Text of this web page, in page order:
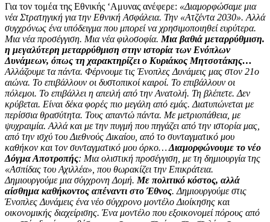
Για τον τομέα της Εθνικής ‘Αμυνας ανέφερε: «Διαμορφώσαμε μια
νέα Στρατηγική για την Εθνική Ασφάλεια. Την «Ατζέντα 2030». Αλλά
συγχρόνως ένα υπόδειγμα που μπορεί να χρησιμοποιηθεί ευρύτερα.
Μια νέα προσέγγιση. Μια νέα φιλοσοφία. Μια βαθιά μεταρρύθμιση.
η μεγαλύτερη μεταρρύθμιση στην ιστορία των Ενόπλων
Δυνάμεων, όπως τη χαρακτηρίζει ο Κυριάκος Μητσοτάκης…
Αλλάζουμε τα πάντα. Φέρνουμε τις Ένοπλες Δυνάμεις μας στον 21ο
αιώνα. Το επιβάλλουν οι δυστοπικοί καιροί. Το επιβάλλουν οι
πόλεμοι. Το επιβάλλει η απειλή από την Ανατολή. Τη βλέπετε. Δεν
κρύβεται. Είναι δέκα φορές πιο μεγάλη από εμάς. Διατυπώνεται με
περίσσια θρασύτητα. Τους απαντώ πάντα. Με μετριοπάθεια, με
ψυχραιμία. Αλλά και με την πυγμή που πηγάζει από την ιστορία μας,
από την ισχύ του Διεθνούς Δικαίου, από το συνταγματικό μου
καθήκον και τον συνταγματικό μου όρκο… Διαμορφώνουμε το νέο
Δόγμα Αποτροπής: Μια ολιστική προσέγγιση, με τη δημιουργία της
«Ασπίδας του Αχιλλέα», που θωρακίζει την Επικράτεια.
Δημιουργούμε μια σύγχρονη Δομή. Με πολιτικό κόστος, αλλά
αίσθημα καθήκοντος απέναντι στο Έθνος. Δημιουργούμε στις
Ένοπλες Δυνάμεις ένα νέο σύγχρονο μοντέλο Διοίκησης και
οικονομικής διαχείρισης. Ένα μοντέλο που εξοικονομεί πόρους από